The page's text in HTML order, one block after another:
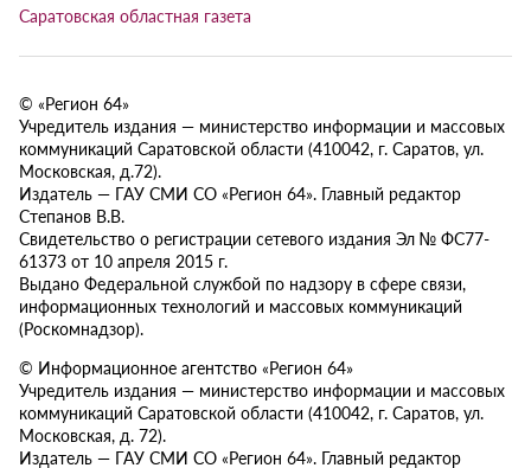
Саратовская областная газета
© «Регион 64»
Учредитель издания — министерство информации и массовых
коммуникаций Саратовской области (410042, г. Саратов, ул.
Московская, д.72).
Издатель — ГАУ СМИ СО «Регион 64». Главный редактор
Степанов В.В.
Свидетельство о регистрации сетевого издания Эл № ФС77-
61373 от 10 апреля 2015 г.
Выдано Федеральной службой по надзору в сфере связи,
информационных технологий и массовых коммуникаций
(Роскомнадзор).
© Информационное агентство «Регион 64»
Учредитель издания — министерство информации и массовых
коммуникаций Саратовской области (410042, г. Саратов, ул.
Московская, д. 72).
Издатель — ГАУ СМИ СО «Регион 64». Главный редактор